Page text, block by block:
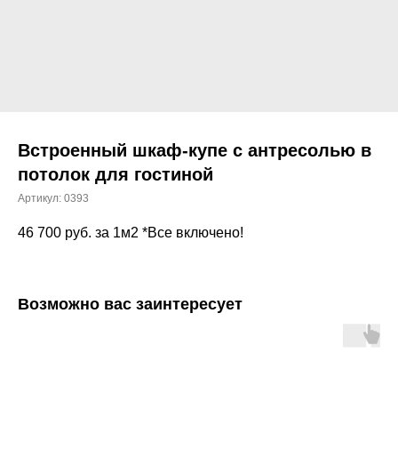
Встроенный шкаф-купе с антресолью в
потолок для гостиной
Артикул: 0393
46 700 руб. за 1м2 *Все включено!
Возможно вас заинтересует